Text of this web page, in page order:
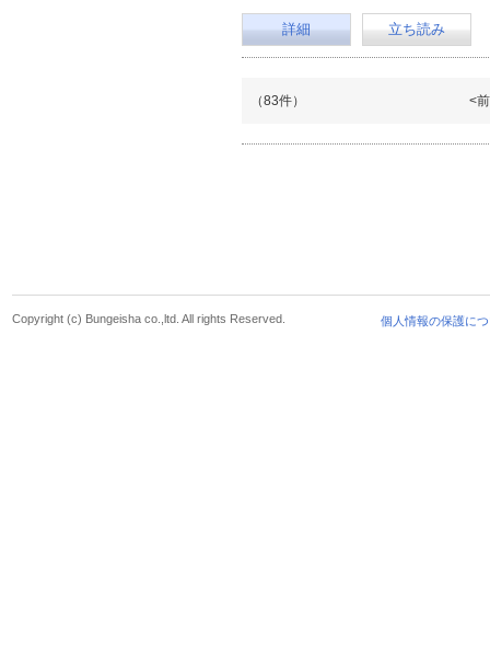
詳細 立ち読み
（83件） <
個人情報の保護に
Copyright (c) Bungeisha co.,ltd. All rights Reserved.